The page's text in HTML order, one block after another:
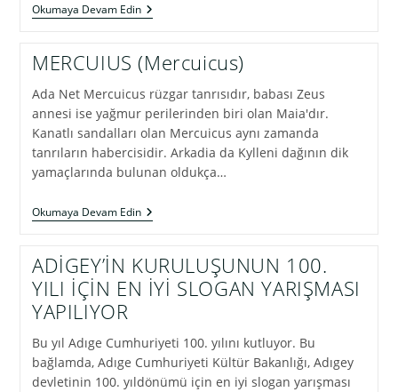
Okumaya Devam EdinTLEPŞ’E
İLK
YAPTIRILMASI
(*)
MERCUIUS (Mercuicus)
Ada Net Mercuicus rüzgar tanrısıdır, babası Zeus
annesi ise yağmur perilerinden biri olan Maia'dır.
Kanatlı sandalları olan Mercuicus aynı zamanda
tanrıların habercisidir. Arkadia da Kylleni dağının dik
yamaçlarında bulunan oldukça…
Okumaya Devam EdinMERCUIUS
(Mercuicus)
ADİGEY’İN KURULUŞUNUN 100.
YILI İÇİN EN İYİ SLOGAN YARIŞMASI
YAPILIYOR
Bu yıl Adıge Cumhuriyeti 100. yılını kutluyor. Bu
bağlamda, Adıge Cumhuriyeti Kültür Bakanlığı, Adıgey
devletinin 100. yıldönümü için en iyi slogan yarışması